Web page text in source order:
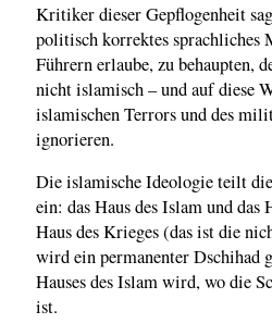
Kritiker dieser Gepflogenheit
politisch korrektes sprachliches
Führern erlaube, zu behaupten,
nicht islamisch – und auf diese
islamischen Terrors und des
ignorieren.
Die islamische Ideologie teilt
ein: das Haus des Islam und das
Haus des Krieges (das ist die
wird ein permanenter Dschihad
Hauses des Islam wird, wo die
ist.